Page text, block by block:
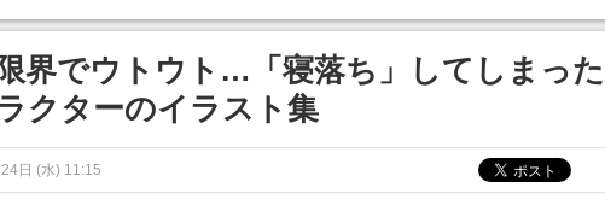
し出しを利用し8/9
わたって開催
界でウトウト…「寝落ち」してしまっ
クターのイラスト集
日 (水) 11:15